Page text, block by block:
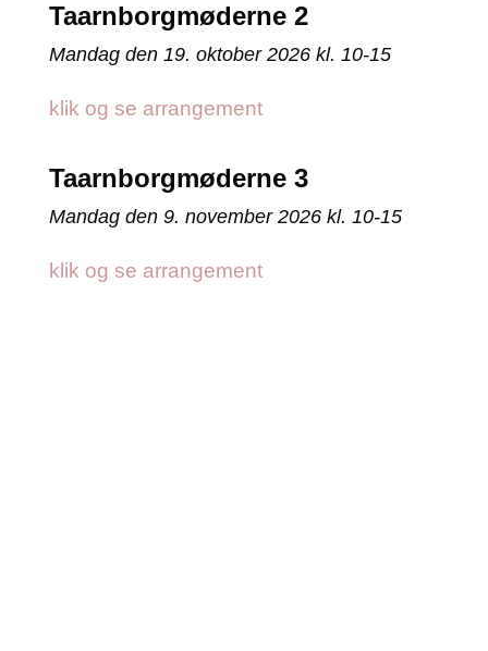
Taarnborgmøderne 2
Mandag den 19. oktober 2026 kl. 10-15
klik og se arrangement
Taarnborgmøderne 3
Mandag den 9. november 2026 kl. 10-15
klik og se arrangement